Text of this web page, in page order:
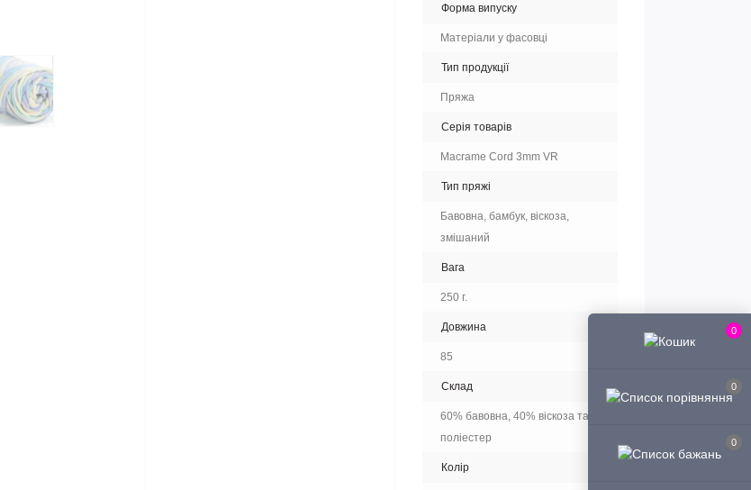
0
0
0
Форма випуску
Матеріали у фасовці
Тип продукції
Пряжа
Серія товарів
Macrame Cord 3mm VR
Тип пряжі
Бавовна, бамбук, віскоза,
змішаний
Вага
250 г.
Довжина
85
Склад
60% бавовна, 40% віскоза та
поліестер
Колір